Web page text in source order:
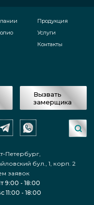
Продукция
Услуги
Контакты
Вызвать
замерщика
Петербург,
бул., 1, корп. 2
заявок
9:00 - 18:00
11:00 - 18:00